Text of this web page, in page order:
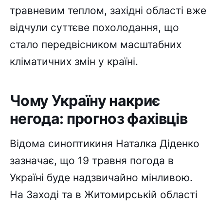
травневим теплом, західні області вже
відчули суттєве похолодання, що
стало передвісником масштабних
кліматичних змін у країні.
Чому Україну накриє
негода: прогноз фахівців
Відома синоптикиня Наталка Діденко
зазначає, що 19 травня погода в
Україні буде надзвичайно мінливою.
На Заході та в Житомирській області